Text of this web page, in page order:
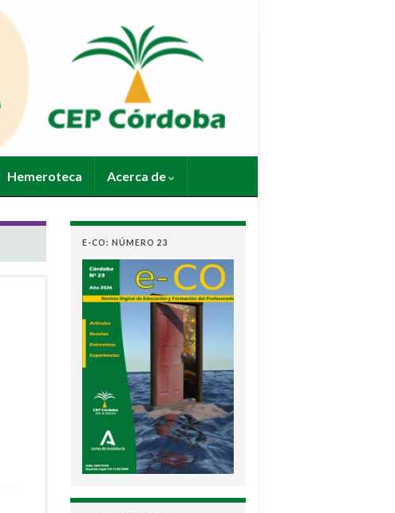
Hemeroteca Acerca de
E-CO: NÚMERO 23